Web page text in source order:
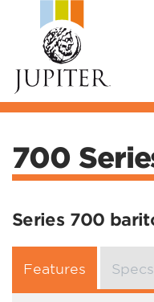
700
Series 700
Features Specs